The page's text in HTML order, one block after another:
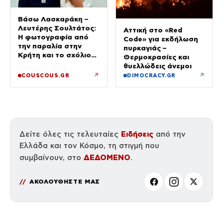
Βάσω Λασκαράκη –
Λευτέρης Σουλτάτος:
Η φωτογραφία από
την παραλία στην
Κρήτη και το σχόλιο
εμφάνισή του
COUSCOUS.GR ↗
Αττική στο «Red
Code» για εκδήλωση
πυρκαγιάς –
Θερμοκρασίες και
θυελλώδεις άνεμοι
DIMOCRACY.GR ↗
Δείτε όλες τις τελευταίες Ειδήσεις από την
Ελλάδα και τον Κόσμο, τη στιγμή που
συμβαίνουν, στο ΔΕΔΟΜΕΝΟ.
ΑΚΟΛΟΥΘΗΣΤΕ ΜΑΣ